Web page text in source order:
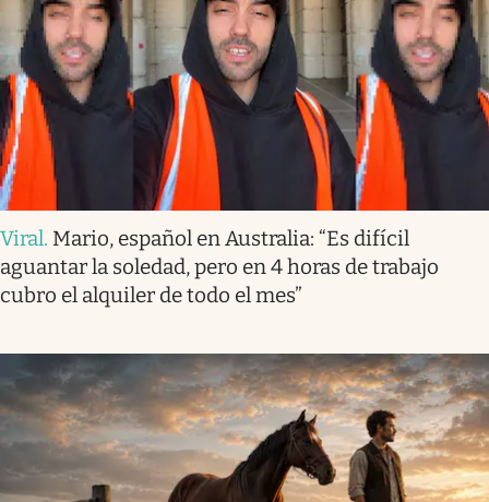
Viral. Mario, español en Australia: “Es difícil
aguantar la soledad, pero en 4 horas de trabajo
cubro el alquiler de todo el mes”